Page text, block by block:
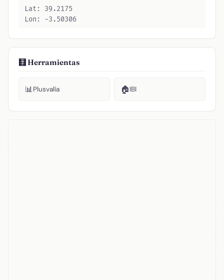
Lat: 39.2175
Lon: -3.50306
🧮 Herramientas
📊Plusvalía 🏠IBI